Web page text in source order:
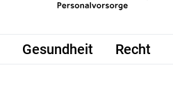
Gesundheit Recht